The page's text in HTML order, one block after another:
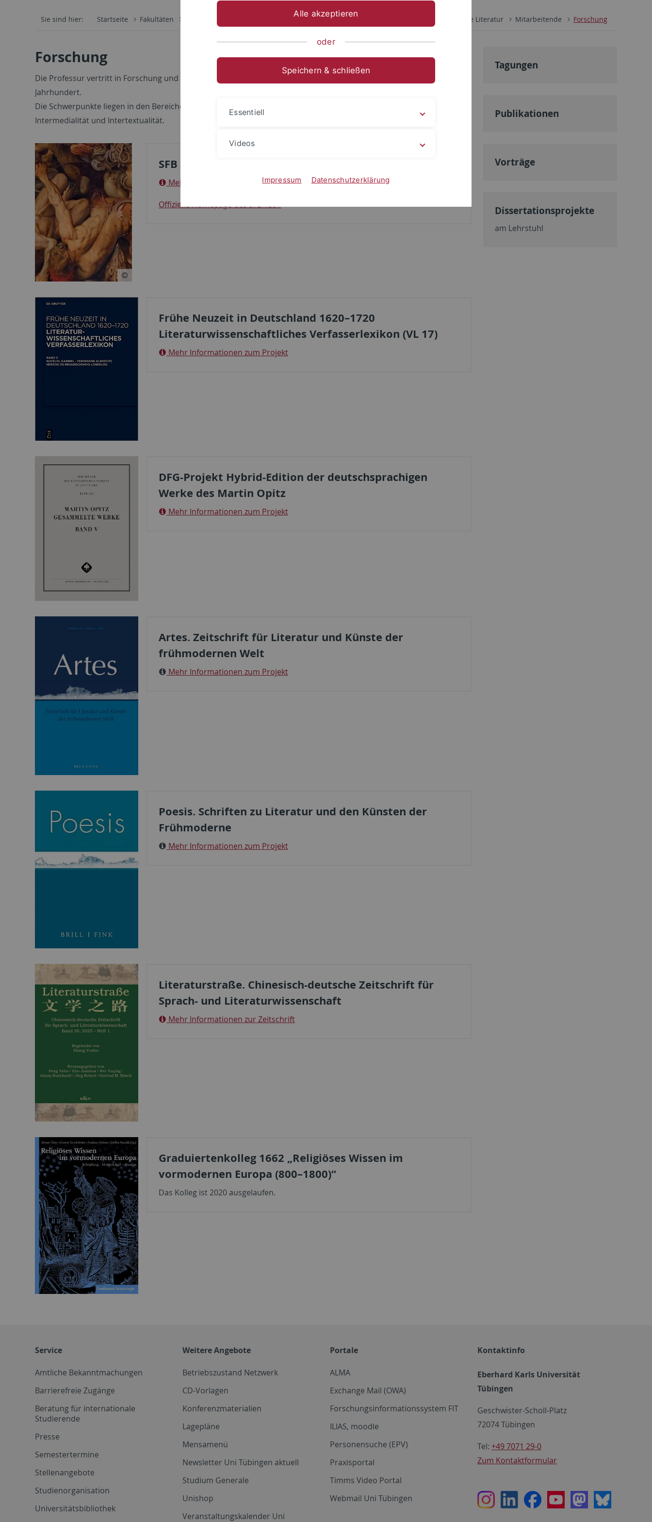
Sie sind hier: Startseite Fakultäten Deutsches Seminar Neuere deutsche Literatur Mitarbeitende Forschung
Forschung
Die Professur vertritt in Forschung und Lehre die deutsche Literatur im europäischen Kontext vom 16. bis zum 18.
Jahrhundert.
Die Schwerpunkte liegen in den Bereichen der Poetik und Ästhetik, der Kultur- und Ideengeschichte sowie der
Intermedialität und Intertextualität.
SFB 1391: Andere Ästhetik
Mehr Information zum SFB 1391
Offizielle Homepage des SFB 1391
Frühe Neuzeit in Deutschland 1620–1720
Literaturwissenschaftliches Verfasserlexikon (VL 17)
Mehr Informationen zum Projekt
DFG-Projekt Hybrid-Edition der deutschsprachigen
Werke des Martin Opitz
Mehr Informationen zum Projekt
Artes. Zeitschrift für Literatur und Künste der
frühmodernen Welt
Mehr Informationen zum Projekt
Poesis. Schriften zu Literatur und den Künsten der
Frühmoderne
Mehr Informationen zum Projekt
Literaturstraße. Chinesisch-deutsche Zeitschrift für
Sprach- und Literaturwissenschaft
Mehr Informationen zur Zeitschrift
Graduiertenkolleg 1662 „Religiöses Wissen im
vormodernen Europa (800–1800)“
Das Kolleg ist 2020 ausgelaufen.
Tagungen
Publikationen
Vorträge
Dissertationsprojekte
am Lehrstuhl
Service
Amtliche Bekanntmachungen
Barrierefreie Zugänge
Beratung für internationale
Studierende
Presse
Semestertermine
Stellenangebote
Studienorganisation
Universitätsbibliothek
Weitere Angebote
Betriebszustand Netzwerk
CD-Vorlagen
Konferenzmaterialien
Lagepläne
Mensamenü
Newsletter Uni Tübingen aktuell
Studium Generale
Unishop
Veranstaltungskalender Uni
Portale
ALMA
Exchange Mail (OWA)
Forschungsinformationssystem FIT
ILIAS, moodle
Personensuche (EPV)
Praxisportal
Timms Video Portal
Webmail Uni Tübingen
Kontaktinfo
Eberhard Karls Universität
Tübingen
Geschwister-Scholl-Platz
72074 Tübingen
Tel: +49 7071 29-0
Zum Kontaktformular
InstagramLinkedInFacebookYoutubeMastodon
Bluesky
Alle akzeptieren
oder
Speichern & schließen
Essentiell
Videos
Impressum Datenschutzerklärung